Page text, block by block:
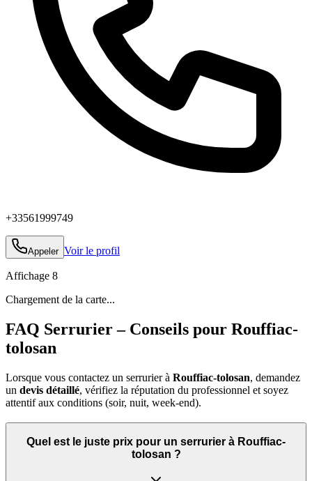
+33561999749
Appeler Voir le profil
Affichage 8
Chargement de la carte...
FAQ Serrurier – Conseils pour Rouffiac-
tolosan
Lorsque vous contactez un serrurier à Rouffiac-tolosan, demandez
un devis détaillé, vérifiez la réputation du professionnel et soyez
attentif aux conditions (soir, nuit, week‑end).
Quel est le juste prix pour un serrurier à Rouffiac-
tolosan ?